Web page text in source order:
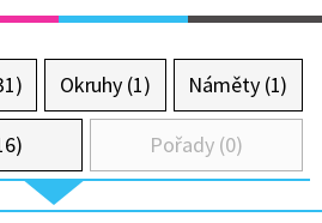
Okruhy (1) Náměty (1)
Pořady (0)